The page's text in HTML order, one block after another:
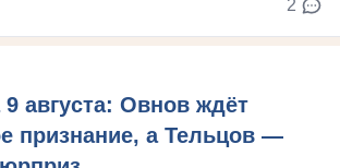
2
9 августа: Овнов ждёт
признание, а Тельцов —